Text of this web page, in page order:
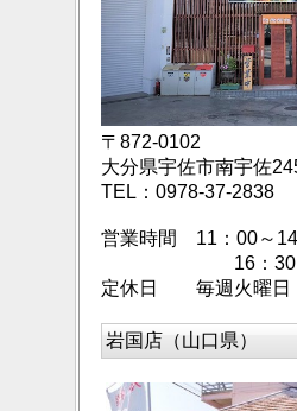
〒872-0102
大分県宇佐市南宇佐
TEL：0978-37-2838
営業時間 11：00～
16：30～
定休日 毎週火曜日
岩国店（山口県）